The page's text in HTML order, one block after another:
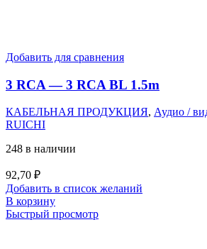
Добавить для сравнения
3 RCA — 3 RCA BL 1.5m
КАБЕЛЬНАЯ ПРОДУКЦИЯ, Аудио /
RUICHI
248 в наличии
92,70 ₽
Добавить в список желаний
В корзину
Быстрый просмотр